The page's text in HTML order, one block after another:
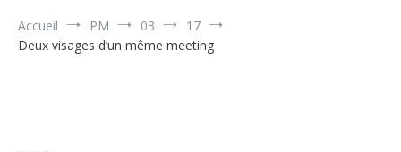
Accueil PM 03
17
Deux visages d’un même meeting